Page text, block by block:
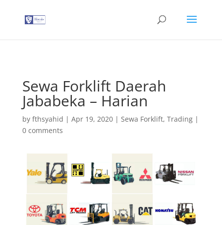
Sewa Forklift Daerah
Jababeka – Harian
by fthsyahid | Apr 19, 2020| Sewa Forklift, Trading|
0 comments